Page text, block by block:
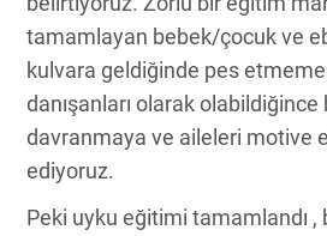
tamamlayan bebek/çocuk ve
kulvara geldiğinde pes
danışanları olarak
davranmaya ve aileleri motive
ediyoruz.
Peki uyku eğitimi tamamlandı